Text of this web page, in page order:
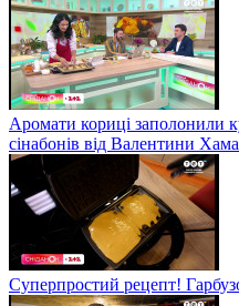
Аромати кориці заполонили
сінабонів від Валентини
Суперпростий рецепт!